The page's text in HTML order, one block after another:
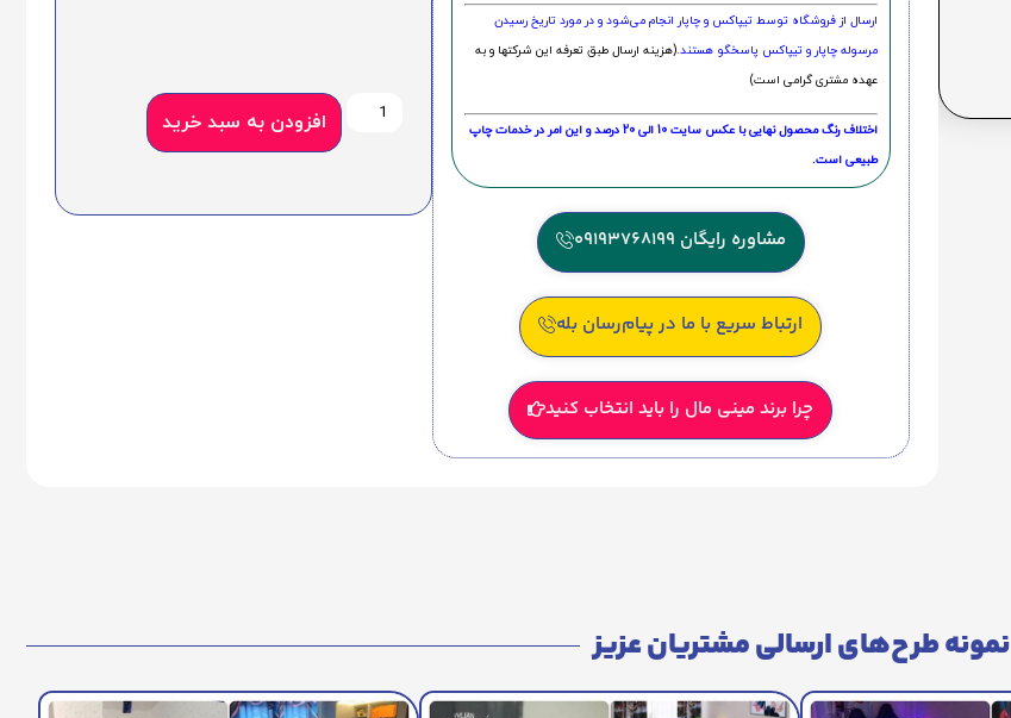
ارسال از فروشگاه توسط تیپاکس و چاپار انجام می‌شود و در مورد تاریخ رسیدن
مرسوله چاپار و تیپاکس پاسخگو هستند.(هزینه ارسال طبق تعرفه این شرکتها و به
عهده مشتری گرامی است)
اختلاف رنگ محصول نهایی با عکس سایت 10 الی 20 درصد و این امر در خدمات چاپ
طبیعی است.
مشاوره رایگان 09193768199
ارتباط سریع با ما در پیام‌رسان بله
چرا برند مینی مال را باید انتخاب کنید
افزودن به سبد خرید
نمونه طرح‌های ارسالی مشتریان عزیز